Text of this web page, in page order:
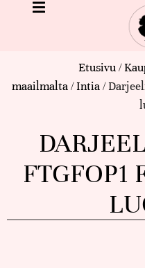
Etusivu/
maailmalta/Intia/
FTGFOP1